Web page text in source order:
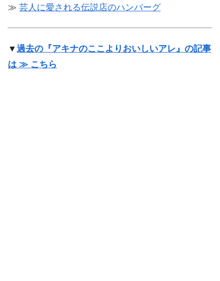
≫ 芸人に愛される伝説店のハンバーグ
▼ 過去の『アキナのここよりおいしいアレ』の記事
は ≫ こちら